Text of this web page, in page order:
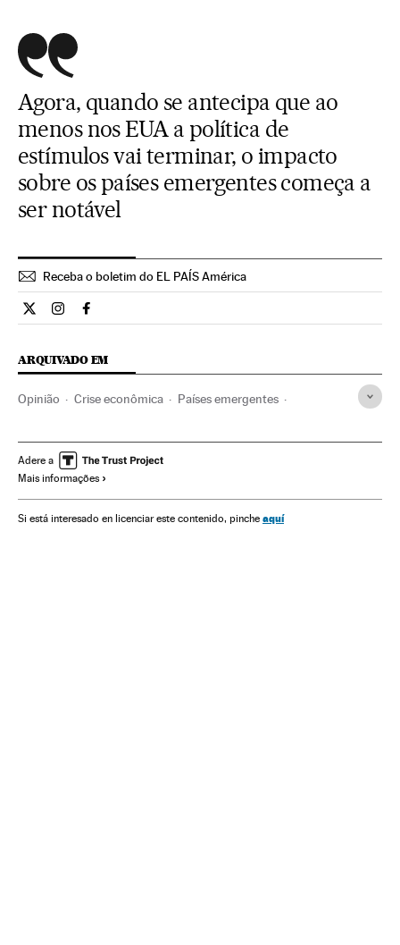
Agora, quando se antecipa que ao
menos nos EUA a política de
estímulos vai terminar, o impacto
sobre os países emergentes começa a
ser notável
Receba o boletim do EL PAÍS América
Opiniao El País Brasil en Twitter
Opiniao El País Brasil en Instagram
Opiniao El País Brasil en Facebook
ARQUIVADO EM
Opinião Crise econômica Países emergentes
Conjuntura econômica União Europeia
Organizações internacionais
Relações exteriores Política
Adere a
Mais informações
Si está interesado en licenciar este contenido, pinche aquí